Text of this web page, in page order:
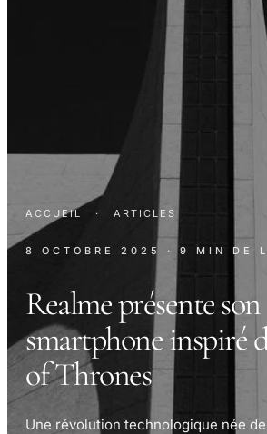
ACCUEIL · ARTICLES
8 OCTOBRE 2025 · 9 MIN DE
Realme présente son
smartphone inspiré
of Thrones
Une révolution technologique née